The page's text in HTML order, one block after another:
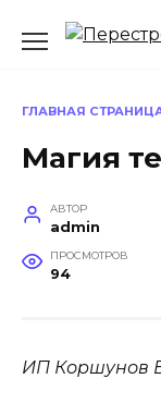
ГЛАВНАЯ
Магия
АВТОР
admin
ПРОСМОТРОВ
94
ИП Коршунов